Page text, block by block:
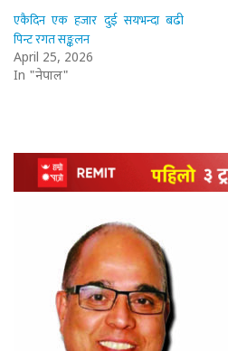
एकैदिन एक हजार दुई सयभन्दा बढी
पिन्ट रगत सङ्कलन
April 25, 2026
In "नेपाल"